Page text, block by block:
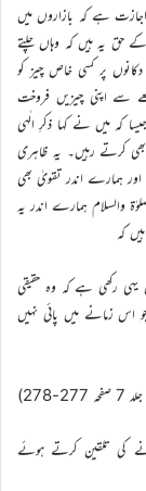
ہے کہ بازاروں میں
حق یہ ہیں کہ وہاں چلتے
پر کسی خاص چیز کو
سے اپنی چیزیں فروخت
کہ میں نے کہا ذکرِ الٰہی
کرتے رہیں۔ یہ ظاہری
ہمارے اندر تقویٰ بھی
والسلام ہمارے اندر یہ
کہ
رکھی ہے کہ وہ حقیقی
اس زمانے میں پائی نہیں
278)
کی تلقین کرتے ہوئے